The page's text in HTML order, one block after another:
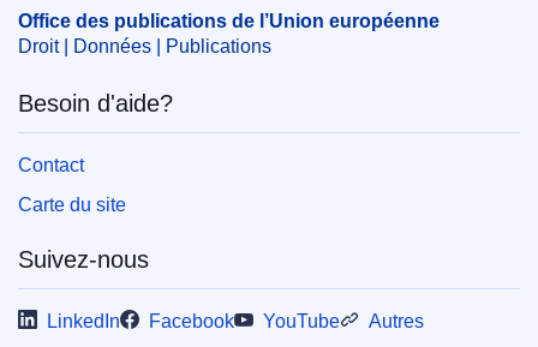
OJ : JOL_1991_363_R_0033_030
Office des publications de l’Union européenne
Droit | Données | Publications
Besoin d'aide?
Contact
Carte du site
Suivez-nous
LinkedIn Facebook YouTube Autres